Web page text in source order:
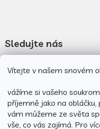
Vítejte v našem snovém
vážíme si vašeho
příjemně jako na obláčku,
vám můžeme ze světa
vše, co vás zajímá. Pro v
Sledujte nás
Novinky na facebooku
Novinky na